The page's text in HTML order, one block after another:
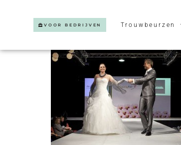
VOOR BEDRIJVEN Trouwbeurzen